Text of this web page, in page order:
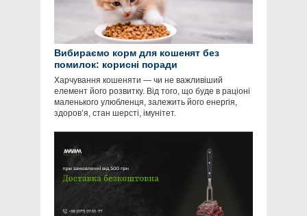
Вибираємо корм для кошенят без
помилок: корисні поради
Харчування кошеняти — чи не важливіший
елемент його розвитку. Від того, що буде в раціоні
маленького улюбленця, залежить його енергія,
здоров’я, стан шерсті, імунітет.